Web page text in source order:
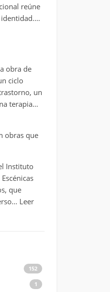
reúne
identidad.…
obra de
ciclo
un
terapia…
obras que
Instituto
que
Leer
152
1